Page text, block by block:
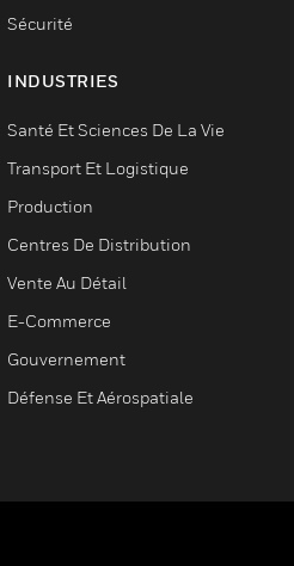
Sécurité
INDUSTRIES
Santé Et Sciences De La Vie
Transport Et Logistique
Production
Centres De Distribution
Vente Au Détail
E-Commerce
Gouvernement
Défense Et Aérospatiale